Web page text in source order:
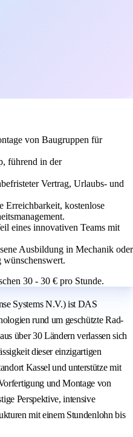
von Baugruppen für
führend in der
Vertrag, Urlaubs- und
Erreichbarkeit, kostenlose
eines innovativen Teams mit
Ausbildung in Mechanik oder
wünschenswert.
30 - 30 € pro Stunde.
Systems N.V.) ist DAS
rund um geschützte Rad-
über 30 Ländern verlassen sich
dieser einzigartigen
Kassel und unterstütze mit
und Montage von
Perspektive, intensive
mit einem Stundenlohn bis